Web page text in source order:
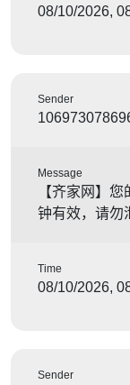
08/10/2026,
Sender
Message
【齐家网】
钟有效，请勿
Time
08/10/2026,
Sender